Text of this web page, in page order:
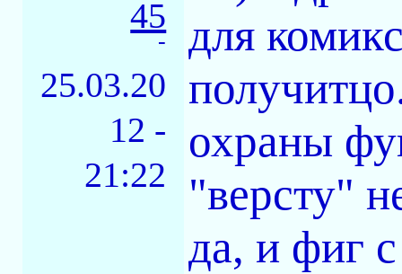
45
-
25.03.20
12 -
21:22
для
охраны
"версту"
да, и фиг